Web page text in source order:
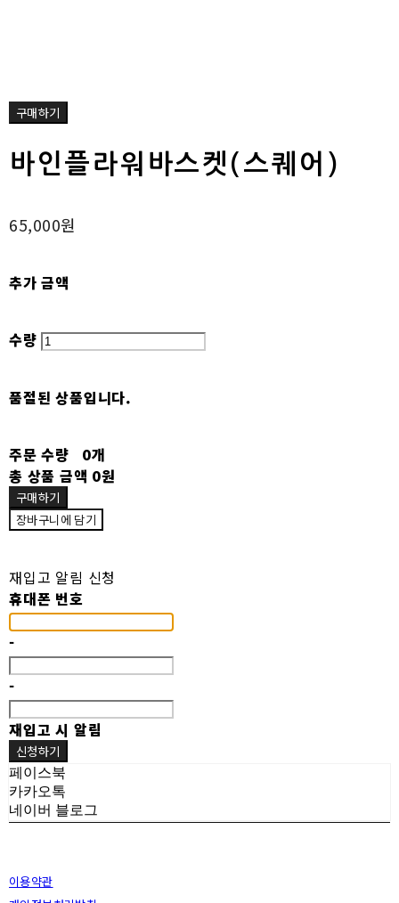
구매하기
바인플라워바스켓(스퀘어)
65,000원
추가 금액
수량
품절된 상품입니다.
주문 수량
0개
총 상품 금액 0원
구매하기
장바구니에 담기
재입고 알림 신청
휴대폰 번호
-
-
재입고 시 알림
신청하기
페이스북
카카오톡
네이버 블로그
이용약관